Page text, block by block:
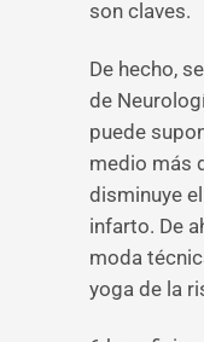
son claves.
De hecho,
de
puede
medio más
disminuye
infarto. De
moda
yoga de la